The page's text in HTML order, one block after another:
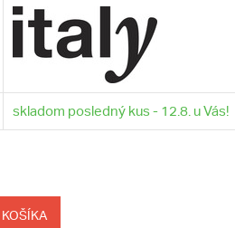
skladom posledný kus - 12.8. u Vás!